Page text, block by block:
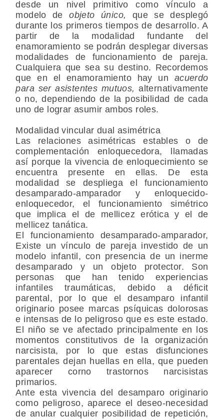
desde un nivel primitivo como vínculo a
modelo deobjeto único, que se desplegó
durante los primeros tiempos de desarrollo. A
partir de la modalidad fundante del
enamoramiento se podrán desplegar diversas
modalidades de funcionamiento de pareja.
Cualquiera que sea su destino. Recordemos
que en el enamoramiento hay un acuerdo
para ser asistentes mutuos,alternativamente
o no, dependiendo de la posibilidad de cada
uno de lograr asumir ambos roles.
Modalidad vincular dual asimétrica
Las relaciones asimétricas estables o de
complementación enloquecedora, llamadas
así porque la vivencia de enloquecimiento se
encuentra presente en ellas. De esta
modalidad se despliega el funcionamiento
desamparado-amparador y enloquecido-
enloquecedor, el funcionamiento simétrico
que implica el de mellicez erótica y el de
mellicez tanática.
El funcionamiento desamparado-amparador,
Existe un vínculo de pareja investido de un
modelo infantil, con presencia de un inerme
desamparado y un objeto protector. Son
personas que han tenido experiencias
infantiles traumáticas, debido a déficit
parental, por lo que el desamparo infantil
originario posee marcas psíquicas dolorosas
e intensas de lo peligroso que es este estado.
El niño se ve afectado principalmente en los
momentos constitutivos de la organización
narcisista, por lo que estas disfunciones
parentales dejan huellas en ella, que pueden
aparecer corno trastornos narcisistas
primarios.
Ante esta vivencia del desamparo originario
como peligroso, aparece el deseo-necesidad
de anular cualquier posibilidad de repetición,